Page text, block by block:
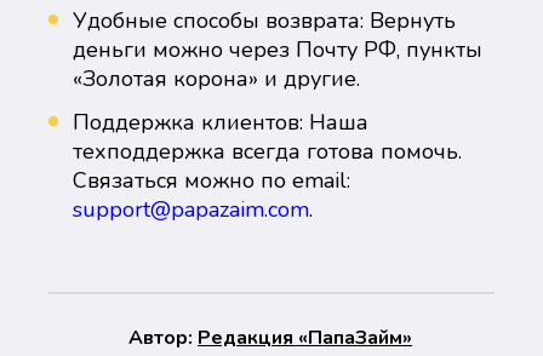
Удобные способы возврата: Вернуть
деньги можно через Почту РФ, пункты
«Золотая корона» и другие.
Поддержка клиентов: Наша
техподдержка всегда готова помочь.
Связаться можно по email:
support@papazaim.com.
Автор: Peдaкция «ПапаЗайм»